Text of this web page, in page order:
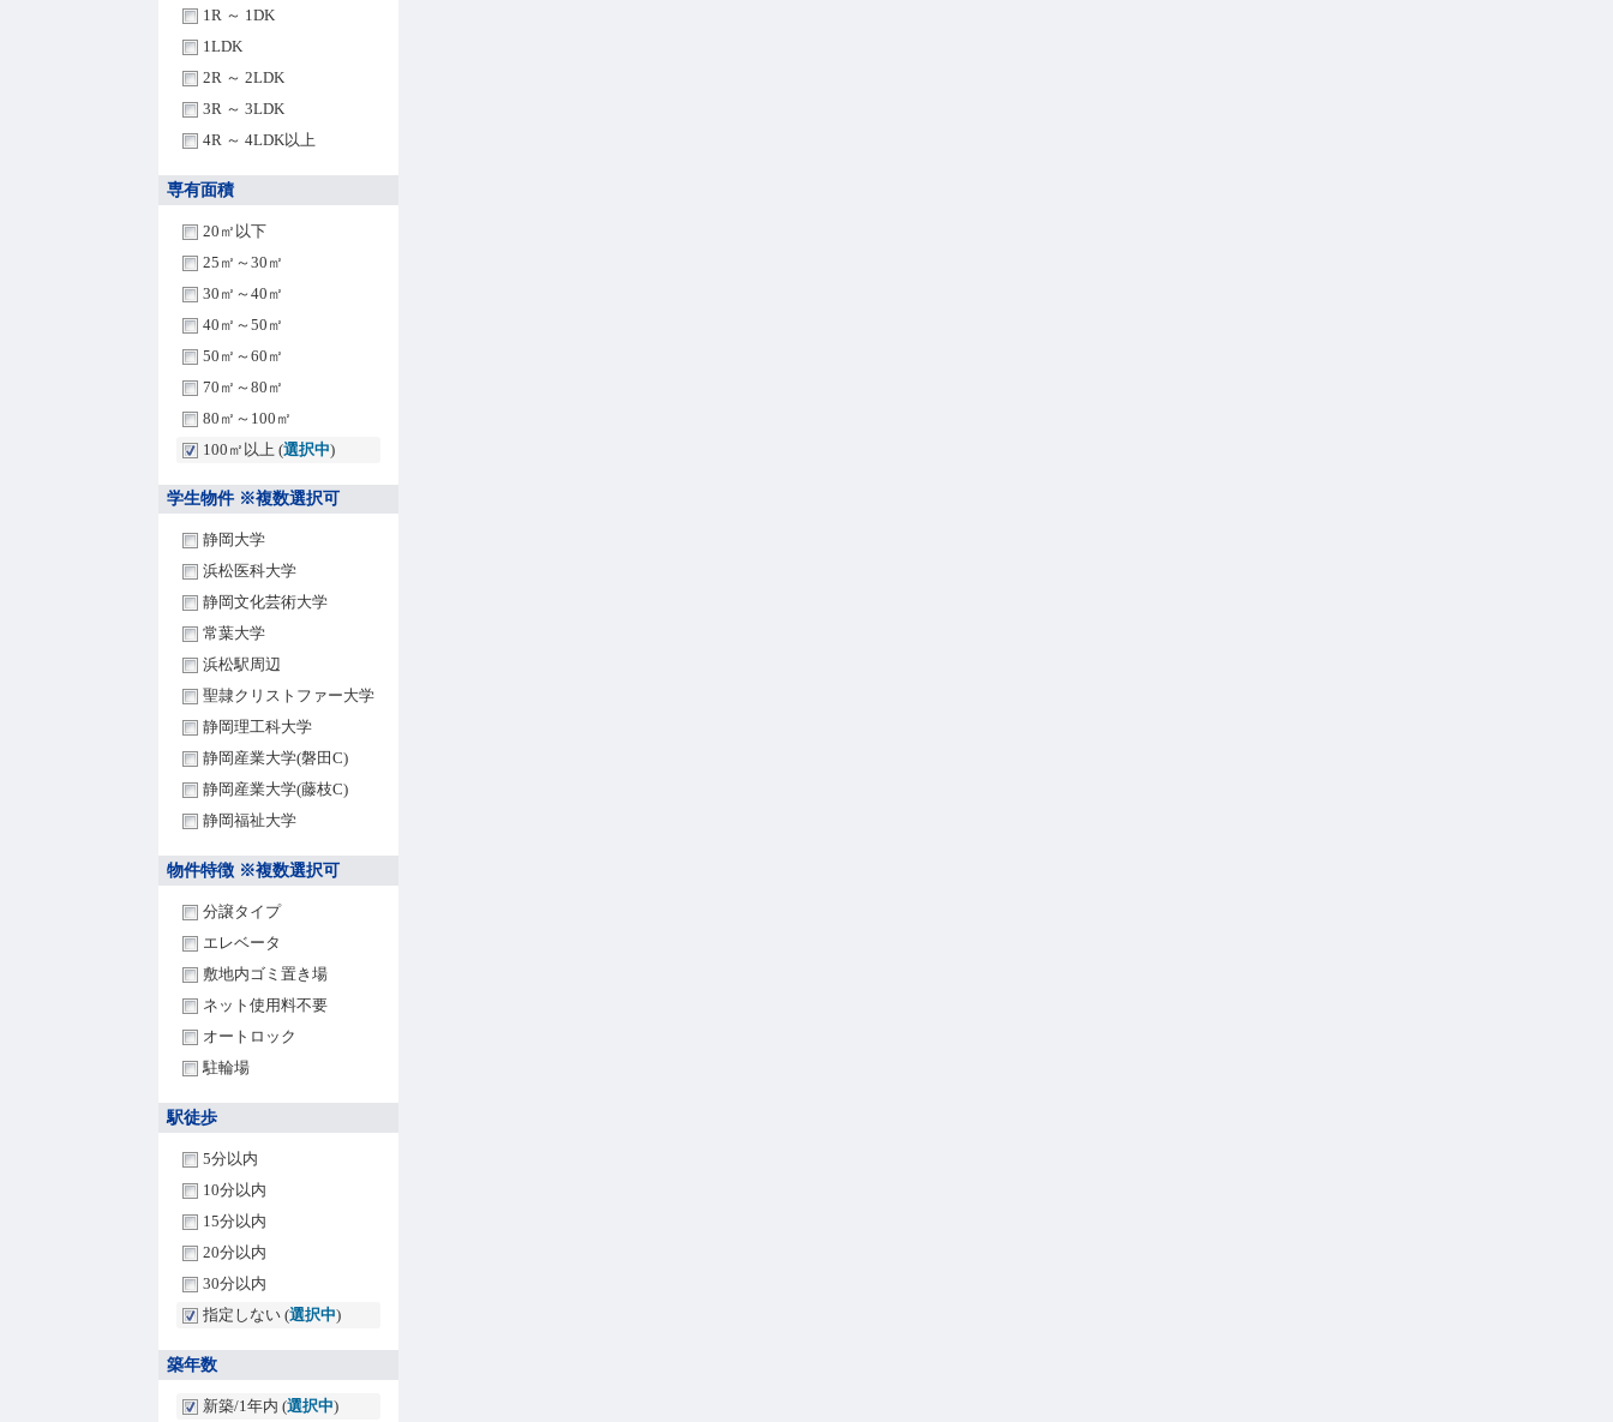
1R ～ 1DK
1LDK
2R ～ 2LDK
3R ～ 3LDK
4R ～ 4LDK以上
専有面積
20㎡以下
25㎡～30㎡
30㎡～40㎡
40㎡～50㎡
50㎡～60㎡
70㎡～80㎡
80㎡～100㎡
100㎡以上 (選択中)
学生物件 ※複数選択可
静岡大学
浜松医科大学
静岡文化芸術大学
常葉大学
浜松駅周辺
聖隷クリストファー大学
静岡理工科大学
静岡産業大学(磐田C)
静岡産業大学(藤枝C)
静岡福祉大学
物件特徴 ※複数選択可
分譲タイプ
エレベータ
敷地内ゴミ置き場
ネット使用料不要
オートロック
駐輪場
駅徒歩
5分以内
10分以内
15分以内
20分以内
30分以内
指定しない (選択中)
築年数
新築/1年内 (選択中)